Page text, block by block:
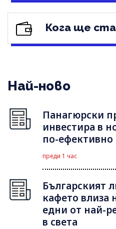
Кога ще
Най-ново
Панагюрски
инвестира в
по-ефективно
преди 1 час
Българският
кафето влиза
едни от най-
в света